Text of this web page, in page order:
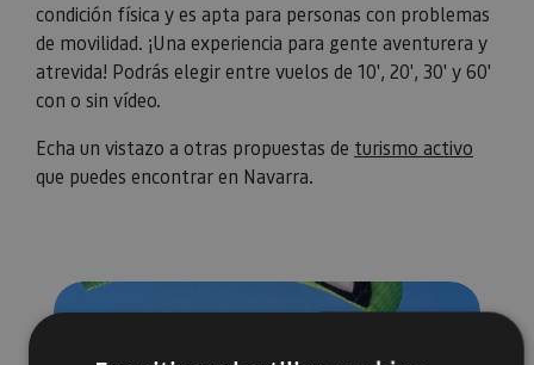
condición física y es apta para personas con problemas
de movilidad. ¡Una experiencia para gente aventurera y
atrevida! Podrás elegir entre vuelos de 10', 20', 30' y 60'
con o sin vídeo.
Echa un vistazo a otras propuestas de turismo activo
que puedes encontrar en Navarra.